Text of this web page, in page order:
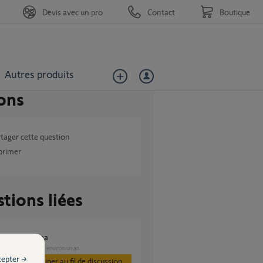
Autres produits
Devis avec un pro Contact Boutique
cette question
liées
et tahoma
il y a environ un an
Participer au fil de discussion
→